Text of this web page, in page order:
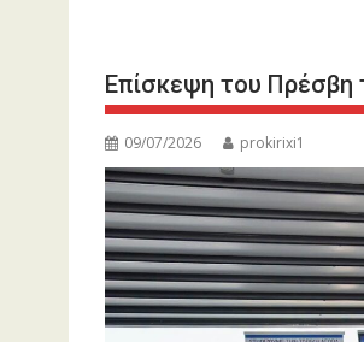
Επίσκεψη του Πρέσβη
09/07/2026 prokirixi1